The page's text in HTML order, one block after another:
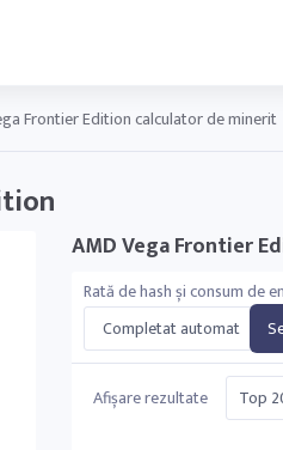
Frontier Edition calculator de minerit
AMD Vega Frontier
Rată de hash și consum de
Completat automat
Afișare rezultate